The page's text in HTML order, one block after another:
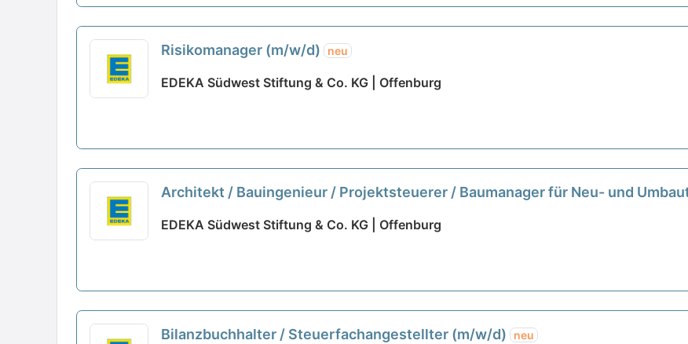
Risikomanager (m/w/d) neu
EDEKA Südwest Stiftung & Co. KG | Offenburg
Architekt / Bauingenieur / Projektsteuerer / Baumanager für Neu- und
EDEKA Südwest Stiftung & Co. KG | Offenburg
Bilanzbuchhalter / Steuerfachangestellter (m/w/d) neu